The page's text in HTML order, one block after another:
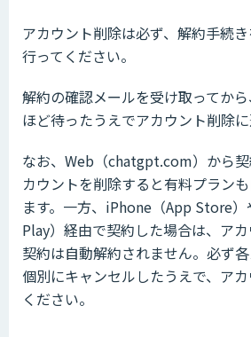
アカウント削除は必ず、解約手続
行ってください。
解約の確認メールを受け取ってか
ほど待ったうえでアカウント削除に
なお、Web（chatgpt.com）から
カウントを削除すると有料プラン
ます。一方、iPhone（App Store
Play）経由で契約した場合は、ア
契約は自動解約されません。必ず
個別にキャンセルしたうえで、ア
ください。